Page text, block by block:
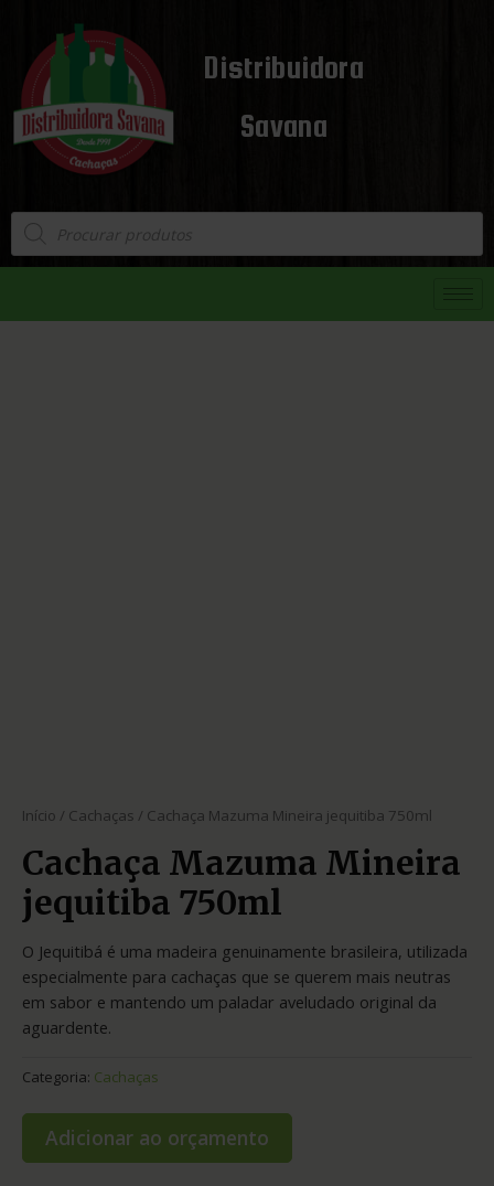
Distribuidora
Savana
Início / Cachaças / Cachaça Mazuma Mineira jequitiba 750ml
Cachaça Mazuma Mineira
jequitiba 750ml
O Jequitibá é uma madeira genuinamente brasileira, utilizada
especialmente para cachaças que se querem mais neutras
em sabor e mantendo um paladar aveludado original da
aguardente.
Categoria: Cachaças
Adicionar ao orçamento